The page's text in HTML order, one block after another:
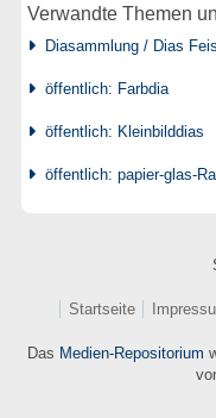
Verwandte Themen
Diasammlung / Dias
öffentlich: Farbdia
öffentlich: Kleinbilddias
öffentlich: papier-glas-
Startseite
Das Medien-Repositorium